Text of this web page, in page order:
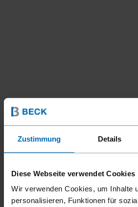
Zustimmung Details
Diese Webseite verwendet Cookies
Wir verwenden Cookies, um Inhalte
personalisieren, Funktionen für